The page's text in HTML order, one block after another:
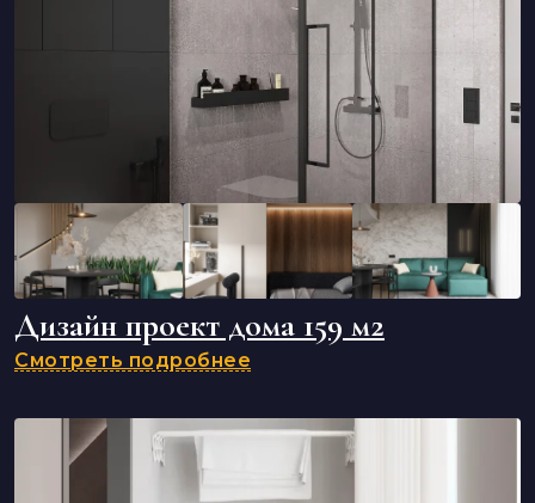
Дизайн проект дома 159 м2
Смотреть подробнее